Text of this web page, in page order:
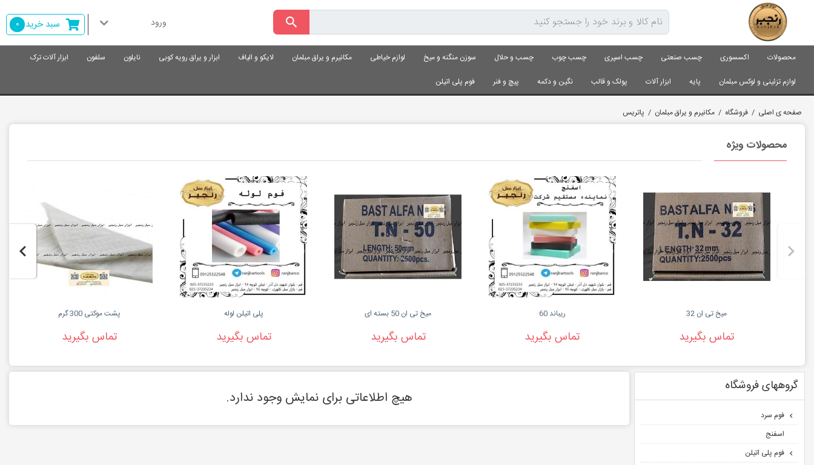
سبد خرید 0 ورود
محصولات اکسسوری چسب صنعتی چسب اسپری چسب چوب چسب و حلال سوزن منگنه و میخ لوازم خیاطی مکانیرم و یراق مبلمان لایکو و الیاف ابزار و یراق رویه کوبی نایلون سلفون
ابزار آلات ترک
لوازم تزئینی و لوکس مبلمان
پایه ابزار آلات پولک و قالب نگین و دکمه پیچ و فنر فوم پلی اتیلن
صفحه ی اصلی / فروشگاه / مکانیرم و یراق مبلمان / پاتریس
محصولات ویژه
میخ تی ان 32
تماس بگیرید
ریباند 60
تماس بگیرید
میخ تی ان 50 بسته ای
تماس بگیرید
پلی اتیلن لوله
تماس بگیرید
پشت موکتی 300 گرم
تماس بگیرید
گروههای فروشگاه
فوم سرد
اسفنج
فوم پلی اتیلن
هیچ اطلاعاتی برای نمایش وجود ندارد.